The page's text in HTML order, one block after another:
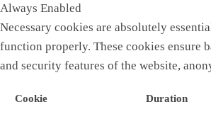
Always Enabled
Necessary cookies are absolutely
function properly. These cookies ensure
and security features of the website,
Cookie Duration